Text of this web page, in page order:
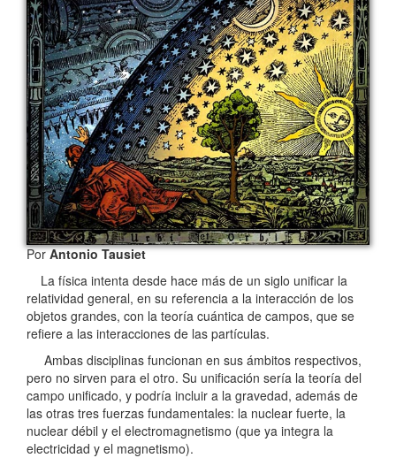
PorAntonio Tausiet
La física intenta desde hace más de un siglo unificar la
relatividad general, en su referencia a la interacción de los
objetos grandes, con la teoría cuántica de campos, que se
refiere a las interacciones de las partículas.
Ambas disciplinas funcionan en sus ámbitos respectivos,
pero no sirven para el otro. Su unificación sería la teoría del
campo unificado, y podría incluir a la gravedad, además de
las otras tres fuerzas fundamentales: la nuclear fuerte, la
nuclear débil y el electromagnetismo (que ya integra la
electricidad y el magnetismo).